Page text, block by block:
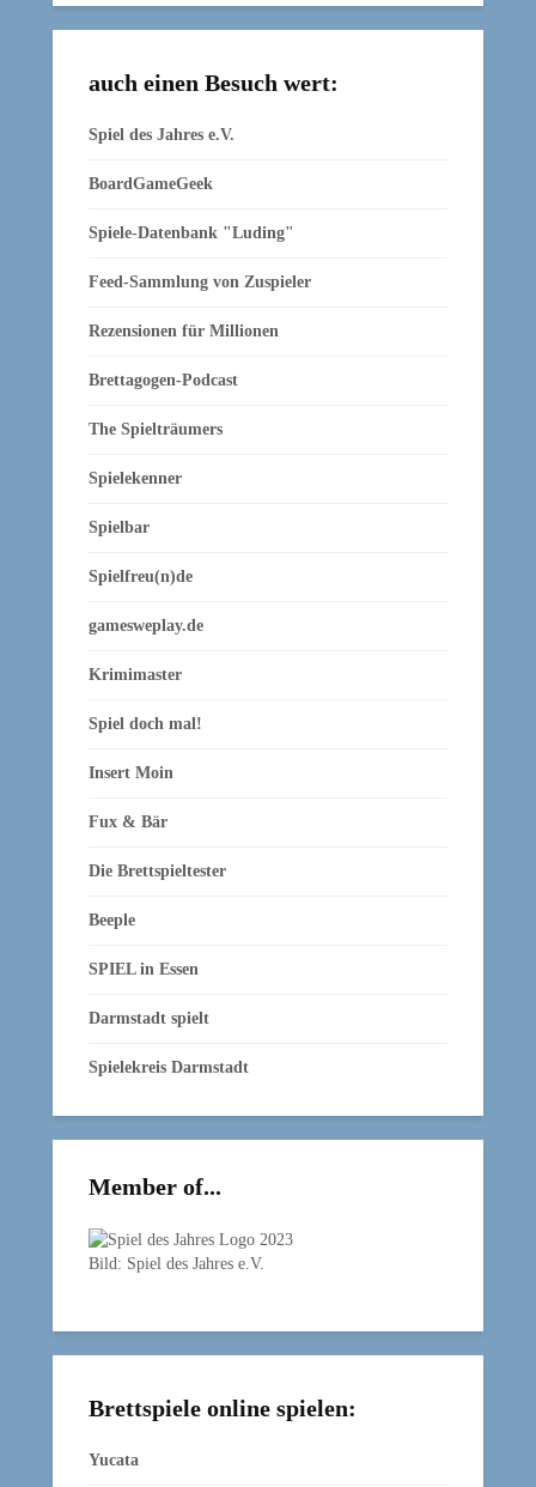
auch einen Besuch wert:
Spiel des Jahres e.V.
BoardGameGeek
Spiele-Datenbank "Luding"
Feed-Sammlung von Zuspieler
Rezensionen für Millionen
Brettagogen-Podcast
The Spielträumers
Spielekenner
Spielbar
Spielfreu(n)de
gamesweplay.de
Krimimaster
Spiel doch mal!
Insert Moin
Fux & Bär
Die Brettspieltester
Beeple
SPIEL in Essen
Darmstadt spielt
Spielekreis Darmstadt
Member of...
Bild: Spiel des Jahres e.V.
Brettspiele online spielen:
Yucata